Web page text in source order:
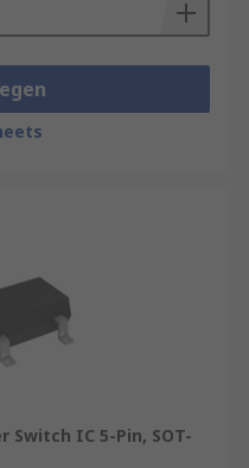
Switch IC 5-Pin, SOT-